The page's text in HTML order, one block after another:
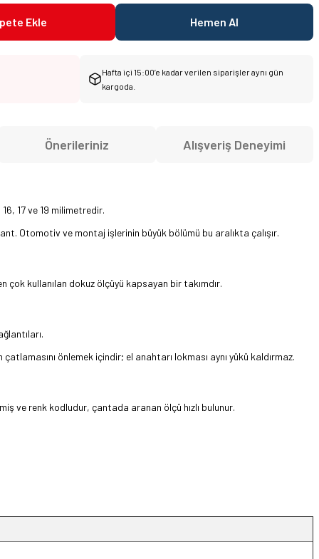
Ekle Hemen Al
Hafta içi 15:00’e kadar verilen siparişler aynı gün
kargoda.
Önerileriniz Alışveriş Deneyimi
17 ve 19 milimetredir.
Otomotiv ve montaj işlerinin büyük bölümü bu aralıkta çalışır.
kullanılan dokuz ölçüyü kapsayan bir takımdır.
önlemek içindir; el anahtarı lokması aynı yükü kaldırmaz.
ve renk kodludur, çantada aranan ölçü hızlı bulunur.